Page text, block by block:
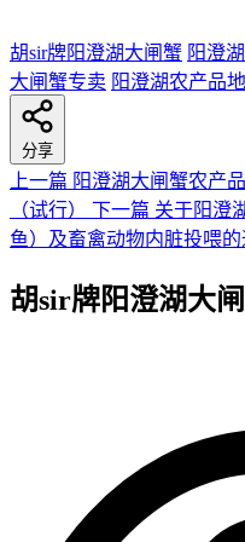
胡sir牌阳澄湖大闸蟹 阳澄
大闸蟹专卖 阳澄湖农产品
分享
上一篇 阳澄湖大闸蟹农产
（试行）
下一篇 关于阳澄
鱼）及畜禽动物内脏投喂的
胡sir牌阳澄湖大